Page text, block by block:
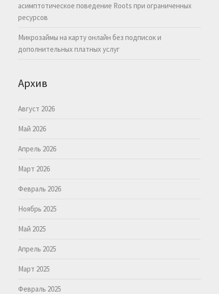
асимптотическое поведение Roots при ограниченных
ресурсов
Микрозаймы на карту онлайн без подписок и
дополнительных платных услуг
Архив
Август 2026
Май 2026
Апрель 2026
Март 2026
Февраль 2026
Ноябрь 2025
Май 2025
Апрель 2025
Март 2025
Февраль 2025